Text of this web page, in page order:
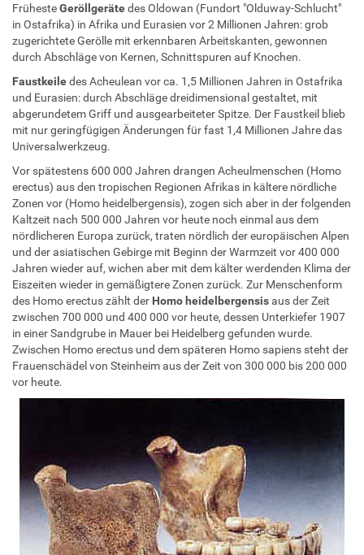
FrühesteGeröllgerätedes Oldowan (Fundort "Olduway-Schlucht"
in Ostafrika) in Afrika und Eurasien vor 2 Millionen Jahren: grob
zugerichtete Gerölle mit erkennbaren Arbeitskanten, gewonnen
durch Abschläge von Kernen, Schnittspuren auf Knochen.
Faustkeiledes Acheulean vor ca. 1,5 Millionen Jahren in Ostafrika
und Eurasien: durch Abschläge dreidimensional gestaltet, mit
abgerundetem Griff und ausgearbeiteter Spitze. Der Faustkeil blieb
mit nur geringfügigen Änderungen für fast 1,4 Millionen Jahre das
Universalwerkzeug.
Vor spätestens 600 000 Jahren drangen Acheulmenschen (Homo
erectus) aus den tropischen Regionen Afrikas in kältere nördliche
Zonen vor (Homo heidelbergensis), zogen sich aber in der folgenden
Kaltzeit nach 500 000 Jahren vor heute noch einmal aus dem
nördlicheren Europa zurück, traten nördlich der europäischen Alpen
und der asiatischen Gebirge mit Beginn der Warmzeit vor 400 000
Jahren wieder auf, wichen aber mit dem kälter werdenden Klima der
Eiszeiten wieder in gemäßigtere Zonen zurück. Zur Menschenform
des Homo erectus zählt der Homo heidelbergensisaus der Zeit
zwischen 700 000 und 400 000 vor heute, dessen Unterkiefer 1907
in einer Sandgrube in Mauer bei Heidelberg gefunden wurde.
Zwischen Homo erectus und dem späteren Homo sapiens steht der
Frauenschädel von Steinheim aus der Zeit von 300 000 bis 200 000
vor heute.